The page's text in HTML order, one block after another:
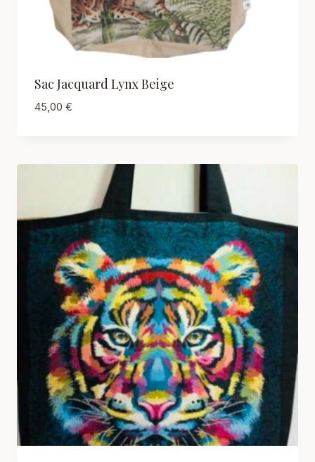
Sac Jacquard Lynx Beige
45,00 €